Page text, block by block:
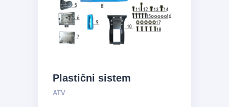
Plastični sistem
ATV